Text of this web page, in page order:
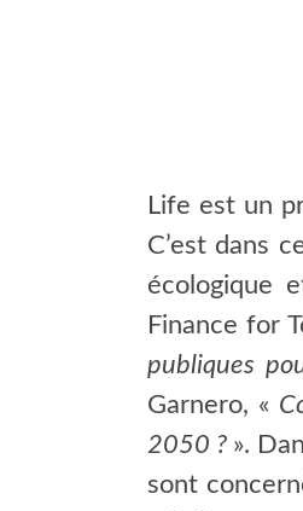
Life est un
C’est dans
écologique
Finance for
publiques
Garnero, «
2050 ? ».
sont